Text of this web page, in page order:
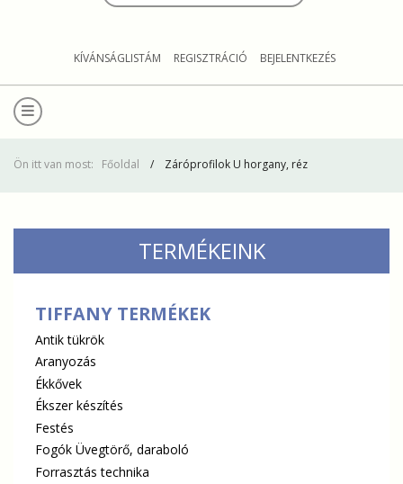
KÍVÁNSÁGLISTÁM REGISZTRÁCIÓ BEJELENTKEZÉS
Ön itt van most: Főoldal Záróprofilok U horgany, réz
TERMÉKEINK
TIFFANY TERMÉKEK
Antik tükrök
Aranyozás
Ékkővek
Ékszer készítés
Festés
Fogók Üvegtörő, daraboló
Forrasztás technika